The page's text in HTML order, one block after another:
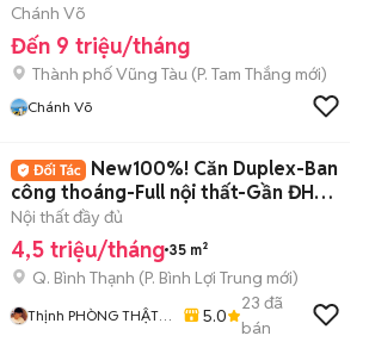
Chánh Võ
Đến 9 triệu/tháng
Thành phố Vũng Tàu (P. Tam Thắng mới)
Chánh Võ
New100%! Căn Duplex-Ban
công thoáng-Full nội thất-Gần ĐH
Văn Lang
Nội thất đầy đủ
4,5 triệu/tháng 35 m²
Q. Bình Thạnh (P. Bình Lợi Trung mới)
Thịnh PHÒNG THẬT
5.0
23 đã
bán